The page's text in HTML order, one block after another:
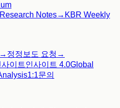
Notes→ KBR Weekly
→ 정정보도 요청 →
이트인사이트 4.0Global
1:1문의